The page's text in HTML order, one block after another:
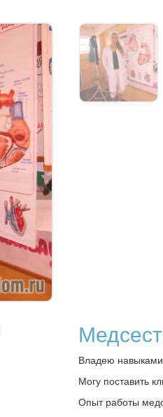
Владею навыками
Могу поставить
Опыт работы